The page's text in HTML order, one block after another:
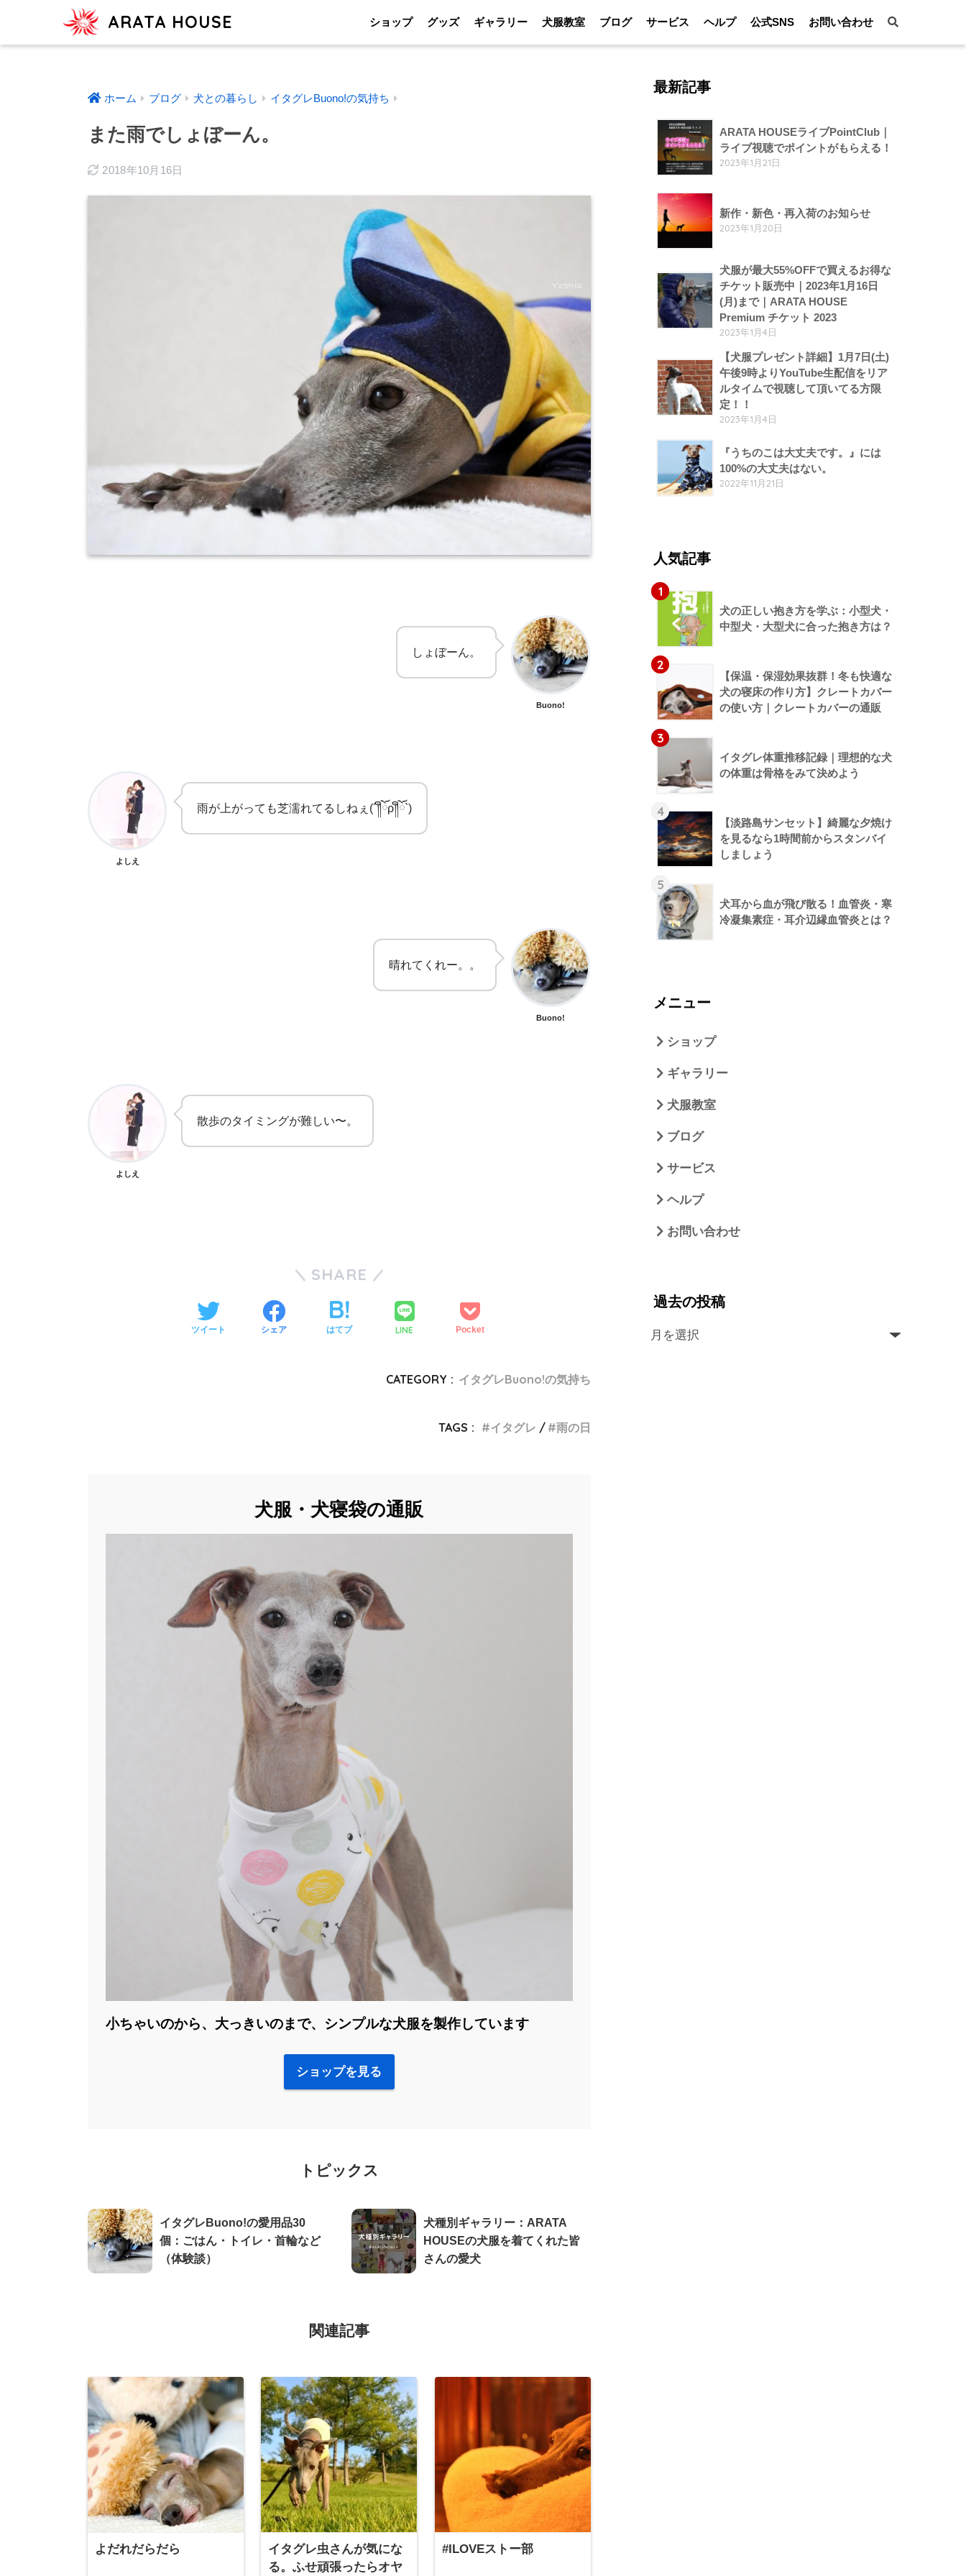
ARATA HOUSE ショップ グッズ ギャラリー 犬服教室 ブログ サービス ヘルプ 公式SNS お問い合わせ
ホーム ブログ 犬との暮らし イタグレBuono!の気持ち
また雨でしょぼーん。
2018年10月16日
しょぼーん。
Buono!
よしえ
雨が上がっても芝濡れてるしねぇ(´༎ຶོρ༎ຶོ`)
晴れてくれー。。
Buono!
よしえ
散歩のタイミングが難しい〜。
SHARE
ツイート シェア はてブ LINE Pocket
CATEGORY : イタグレBuono!の気持ち
TAGS : イタグレ 雨の日
犬服・犬寝袋の通販
小ちゃいのから、大っきいのまで、シンプルな犬服を製作しています
ショップを見る
トピックス
イタグレBuono!の愛用品30
個：ごはん・トイレ・首輪など
（体験談）
犬種別ギャラリー：ARATA
HOUSEの犬服を着てくれた皆
さんの愛犬
関連記事
よだれだらだら
イタグレ虫さんが気にな
る。ふせ頑張ったらオヤ
#ILOVEストー部
最新記事
ARATA HOUSEライブPointClub｜
ライブ視聴でポイントがもらえる！
2023年1月21日
新作・新色・再入荷のお知らせ
2023年1月20日
犬服が最大55%OFFで買えるお得な
チケット販売中｜2023年1月16日
(月)まで｜ARATA HOUSE
Premium チケット 2023
2023年1月4日
【犬服プレゼント詳細】1月7日(土)
午後9時よりYouTube生配信をリア
ルタイムで視聴して頂いてる方限
定！！
2023年1月4日
『うちのこは大丈夫です。』には
100%の大丈夫はない。
2022年11月21日
人気記事
1
犬の正しい抱き方を学ぶ：小型犬・
中型犬・大型犬に合った抱き方は？
2
【保温・保湿効果抜群！冬も快適な
犬の寝床の作り方】クレートカバー
の使い方｜クレートカバーの通販
3
イタグレ体重推移記録｜理想的な犬
の体重は骨格をみて決めよう
4
【淡路島サンセット】綺麗な夕焼け
を見るなら1時間前からスタンバイ
しましょう
5
犬耳から血が飛び散る！血管炎・寒
冷凝集素症・耳介辺縁血管炎とは？
メニュー
ショップ
ギャラリー
犬服教室
ブログ
サービス
ヘルプ
お問い合わせ
過去の投稿